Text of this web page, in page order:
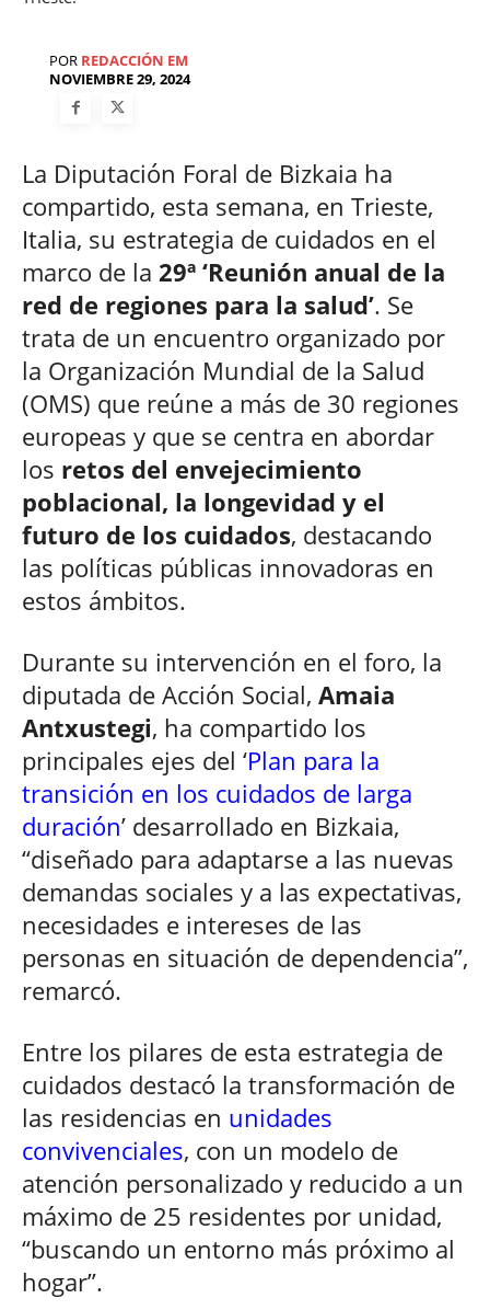
POR REDACCIÓN EM
NOVIEMBRE 29, 2024
La Diputación Foral de Bizkaia ha
compartido, esta semana, en Trieste,
Italia, su estrategia de cuidados en el
marco de la 29ª ‘Reunión anual de la
red de regiones para la salud’. Se
trata de un encuentro organizado por
la Organización Mundial de la Salud
(OMS) que reúne a más de 30 regiones
europeas y que se centra en abordar
los retos del envejecimiento
poblacional, la longevidad y el
futuro de los cuidados, destacando
las políticas públicas innovadoras en
estos ámbitos.
Durante su intervención en el foro, la
diputada de Acción Social, Amaia
Antxustegi, ha compartido los
principales ejes del ‘Plan para la
transición en los cuidados de larga
duración’ desarrollado en Bizkaia,
“diseñado para adaptarse a las nuevas
demandas sociales y a las expectativas,
necesidades e intereses de las
personas en situación de dependencia”,
remarcó.
Entre los pilares de esta estrategia de
cuidados destacó la transformación de
las residencias en unidades
convivenciales, con un modelo de
atención personalizado y reducido a un
máximo de 25 residentes por unidad,
“buscando un entorno más próximo al
hogar”.